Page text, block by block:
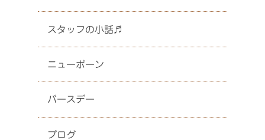
スタッフの小話♬
ニューボーン
バースデー
ブログ